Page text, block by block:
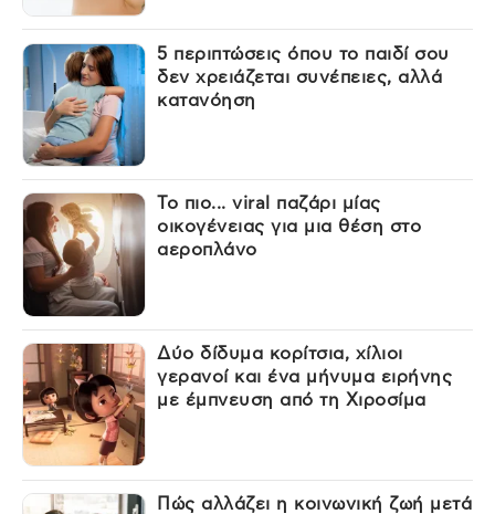
5 περιπτώσεις όπου το παιδί σου
δεν χρειάζεται συνέπειες, αλλά
κατανόηση
Το πιο... viral παζάρι μίας
οικογένειας για μια θέση στο
αεροπλάνο
Δύο δίδυμα κορίτσια, χίλιοι
γερανοί και ένα μήνυμα ειρήνης
με έμπνευση από τη Χιροσίμα
Πώς αλλάζει η κοινωνική ζωή μετά